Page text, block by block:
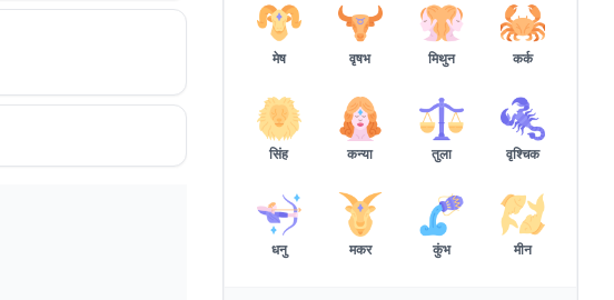
मेष वृषभ मिथुन कर्क
सिंह कन्या तुला वृश्चिक
धनु मकर कुंभ मीन